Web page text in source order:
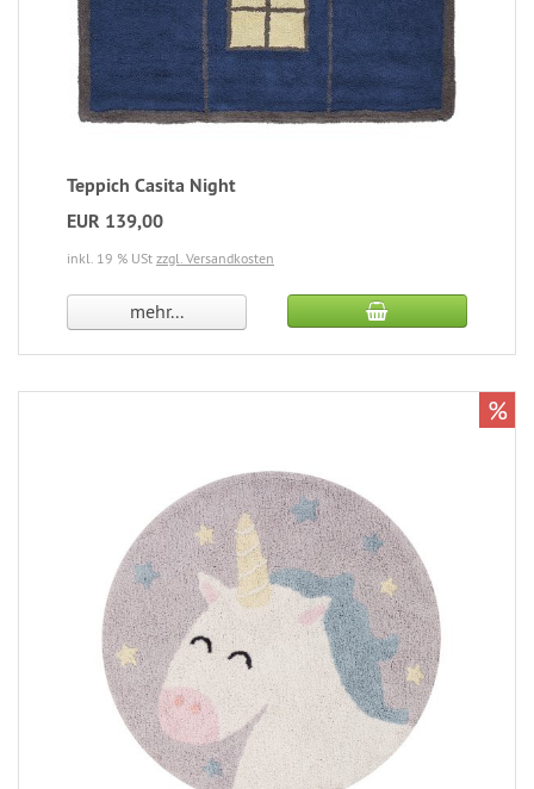
Teppich Casita Night
EUR 139,00
inkl. 19 % USt zzgl. Versandkosten
mehr...
%